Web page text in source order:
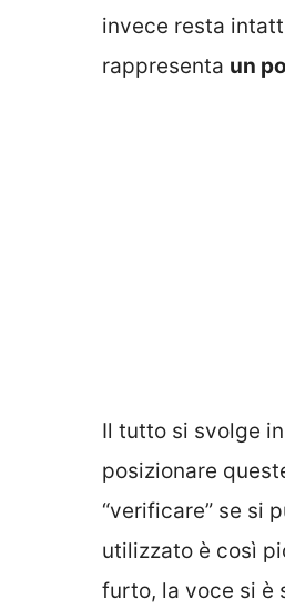
invece resta
rappresenta un
Il tutto si svolge
posizionare
“verificare” se si
utilizzato è così
furto, la voce si è